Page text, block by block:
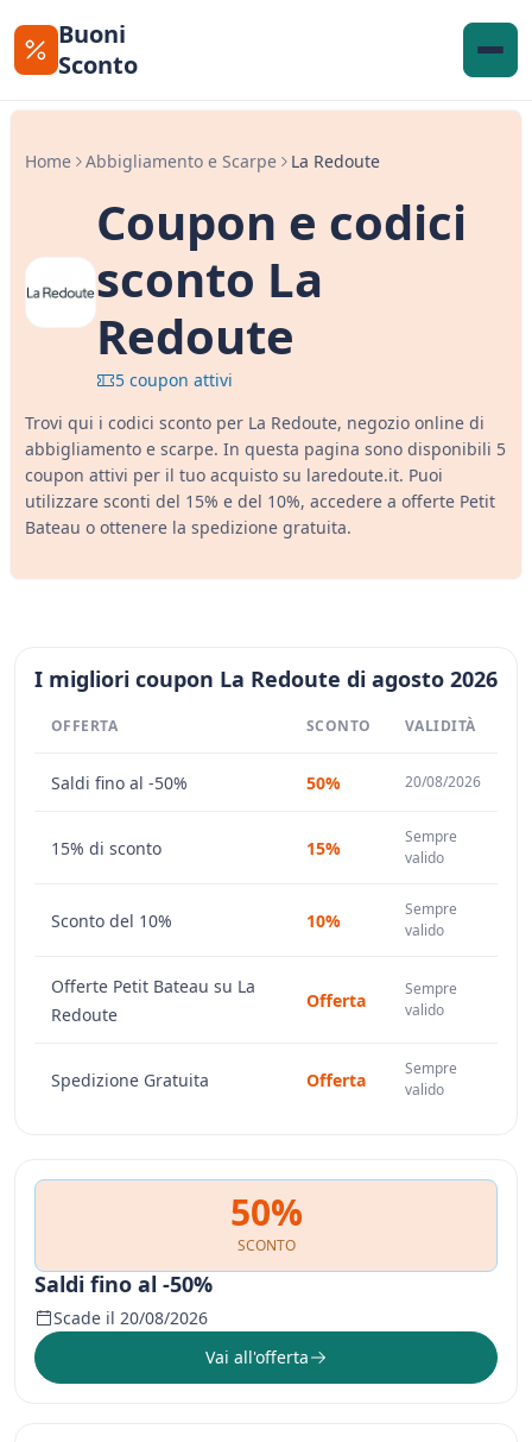
Buoni
Sconto
Home Abbigliamento e Scarpe La Redoute
Coupon e codici
sconto La
Redoute
5 coupon attivi
Trovi qui i codici sconto per La Redoute, negozio online di
abbigliamento e scarpe. In questa pagina sono disponibili 5
coupon attivi per il tuo acquisto su laredoute.it. Puoi
utilizzare sconti del 15% e del 10%, accedere a offerte Petit
Bateau o ottenere la spedizione gratuita.
I migliori coupon La Redoute di agosto 2026
OFFERTA SCONTO VALIDITÀ
Saldi fino al -50% 50% 20/08/2026
15% di sconto 15%
Sempre
valido
Sconto del 10% 10%
Sempre
valido
Offerte Petit Bateau su La
Redoute
Offerta
Sempre
valido
Spedizione Gratuita Offerta
Sempre
valido
50%
SCONTO
Saldi fino al -50%
Scade il 20/08/2026
Vai all'offerta